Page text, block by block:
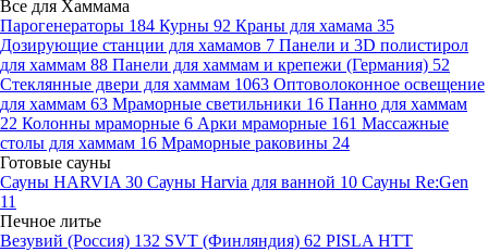
Все для Хаммама
Парогенераторы 184 Курны 92 Краны для хамама 35
Дозирующие станции для хамамов 7 Панели и 3D полистирол
для хаммам 88 Панели для хаммам и крепежи (Германия) 52
Стеклянные двери для хаммам 1063 Оптоволоконное освещение
для хаммам 63 Мраморные светильники 16 Панно для хаммам
22 Колонны мраморные 6 Арки мраморные 161 Массажные
столы для хаммам 16 Мраморные раковины 24
Готовые сауны
Сауны HARVIA 30 Сауны Harvia для ванной 10 Сауны Re:Gen
11
Печное литье
Везувий (Россия) 132 SVT (Финляндия) 62 PISLA HTT